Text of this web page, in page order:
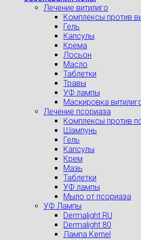
Лечение витилиго
Комплексы против
Гель
Капсулы
Крема
Лосьон
Масло
Таблетки
Травы
УФ лампы
Маскировка
Лечение псориаза
Комплексы против
Шампунь
Гель
Капсулы
Крем
Мазь
Таблетки
УФ лампы
Мыло от псориаза
УФ Лампы
Dermalight RU
Dermalight 80
Лампа Kernel